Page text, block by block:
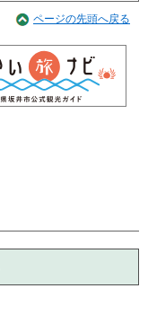
ページの先頭へ戻る